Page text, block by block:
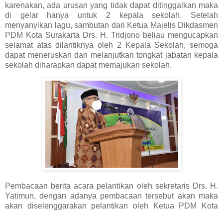
karenakan, ada urusan yang tidak dapat ditinggalkan maka
di gelar hanya untuk 2 kepala sekolah. Setelah
menyanyikan lagu, sambutan dari Ketua Majelis Dikdasmen
PDM Kota Surakarta Drs. H. Tridjono beliau mengucapkan
selamat atas dilantiknya oleh 2 Kepala Sekolah, semoga
dapat meneruskan dan melanjutkan tongkat jabatan kepala
sekolah diharapkan dapat memajukan sekolah.
Pembacaan berita acara pelantikan oleh sekretaris Drs. H.
Yatimun, dengan adanya pembacaan tersebut akan maka
akan diselenggarakan pelantikan oleh Ketua PDM Kota